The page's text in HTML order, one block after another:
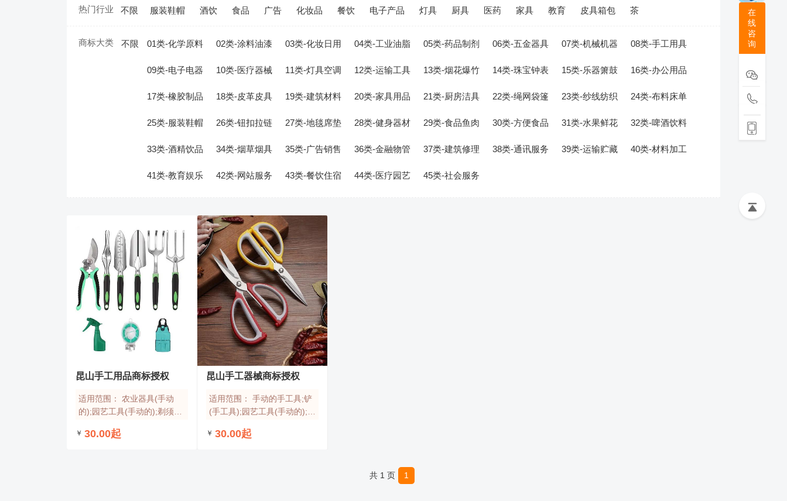
热门行业 不限 服装鞋帽 酒饮 食品 广告 化妆品 餐饮 电子产品 灯具 厨具 医药 家具 教育 皮具箱包 茶
商标大类 不限 01类-化学原料 02类-涂料油漆 03类-化妆日用 04类-工业油脂 05类-药品制剂 06类-五金器具 07类-机械机器 08类-手工用具
09类-电子电器 10类-医疗器械 11类-灯具空调 12类-运输工具 13类-烟花爆竹 14类-珠宝钟表 15类-乐器箫鼓 16类-办公用品
17类-橡胶制品 18类-皮革皮具 19类-建筑材料 20类-家具用品 21类-厨房洁具 22类-绳网袋篷 23类-纱线纺织 24类-布料床单
25类-服装鞋帽 26类-钮扣拉链 27类-地毯席垫 28类-健身器材 29类-食品鱼肉 30类-方便食品 31类-水果鲜花 32类-啤酒饮料
33类-酒精饮品 34类-烟草烟具 35类-广告销售 36类-金融物管 37类-建筑修理 38类-通讯服务 39类-运输贮藏 40类-材料加工
41类-教育娱乐 42类-网站服务 43类-餐饮住宿 44类-医疗园艺 45类-社会服务
昆山手工用品商标授权
适用范围： 农业器具(手动
的);园艺工具(手动的);剃须刀;
具);手工打包机;雕刻工具(手
￥ 30.00起
昆山手工器械商标授权
适用范围：手动的手工具;铲
(手工具);园艺工具(手动的);动
拔毛发用镊子;文身器;文身针;
￥30.00起
共 1 页
1
在
线
咨
询